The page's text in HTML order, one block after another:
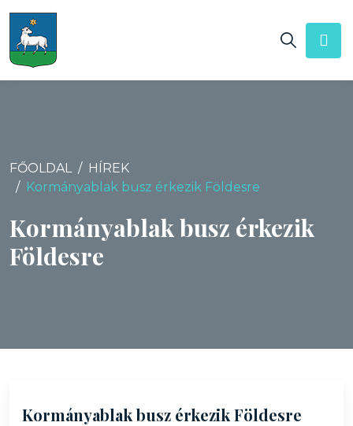
FŐOLDAL
HÍREK
Kormányablak busz érkezik Földesre
Kormányablak busz érkezik
Földesre
Kormányablak busz érkezik Földesre